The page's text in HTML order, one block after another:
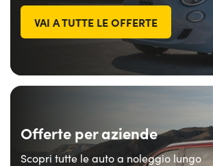
VAI A TUTTE LE OFFERTE
Offerte per aziende
Scopri tutte le auto a noleggio lungo